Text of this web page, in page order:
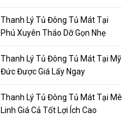
Thanh Lý Tủ Đông Tủ Mát Tại
Phú Xuyên Tháo Dỡ Gọn Nhẹ
Thanh Lý Tủ Đông Tủ Mát Tại Mỹ
Đức Được Giá Lấy Ngay
Thanh Lý Tủ Đông Tủ Mát Tại Mê
Linh Giá Cả Tốt Lợi Ích Cao